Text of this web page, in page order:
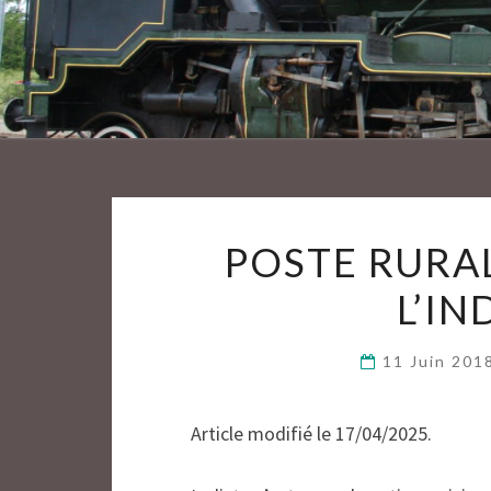
POSTE
11 Juin
Article modifié le 17/04/2025.